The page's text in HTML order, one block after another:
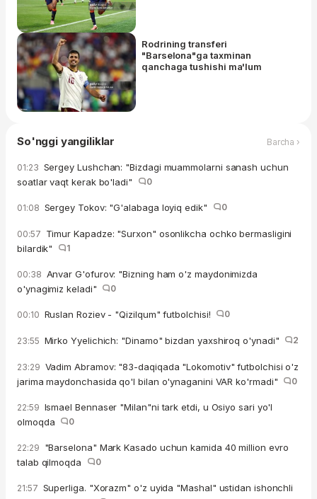
Rodrining transferi
"Barselona"ga taxminan
qanchaga tushishi ma'lum
So'nggi yangiliklar Barcha ›
01:23 Sergey Lushchan: "Bizdagi muammolarni sanash uchun
soatlar vaqt kerak bo'ladi"
0
01:08 Sergey Tokov: "G'alabaga loyiq edik" 0
00:57 Timur Kapadze: "Surxon" osonlikcha ochko bermasligini
bilardik"
1
00:38 Anvar G'ofurov: "Bizning ham o'z maydonimizda
o'ynagimiz keladi"
0
00:10 Ruslan Roziev - "Qizilqum" futbolchisi! 0
23:55 Mirko Yyelichich: "Dinamo" bizdan yaxshiroq o'ynadi" 2
23:29 Vadim Abramov: "83-daqiqada "Lokomotiv" futbolchisi o'z
jarima maydonchasida qo'l bilan o'ynaganini VAR ko'rmadi"
0
22:59 Ismael Bennaser "Milan"ni tark etdi, u Osiyo sari yo'l
olmoqda
0
22:29 "Barselona" Mark Kasado uchun kamida 40 million evro
talab qilmoqda
0
21:57 Superliga. "Xorazm" o'z uyida "Mashal" ustidan ishonchli